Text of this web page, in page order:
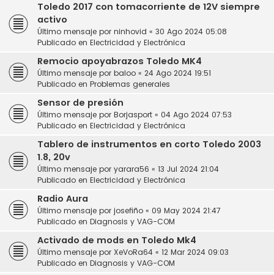
Toledo 2017 con tomacorriente de 12V siempre
activo
Último mensaje por ninhovid « 30 Ago 2024 05:08
Publicado en Electricidad y Electrónica
Remocio apoyabrazos Toledo MK4
Último mensaje por baloo « 24 Ago 2024 19:51
Publicado en Problemas generales
Sensor de presión
Último mensaje por Borjasport « 04 Ago 2024 07:53
Publicado en Electricidad y Electrónica
Tablero de instrumentos en corto Toledo 2003
1.8, 20v
Último mensaje por yarara56 « 13 Jul 2024 21:04
Publicado en Electricidad y Electrónica
Radio Aura
Último mensaje por josefiño « 09 May 2024 21:47
Publicado en Diagnosis y VAG-COM
Activado de mods en Toledo Mk4
Último mensaje por XeVoRa64 « 12 Mar 2024 09:03
Publicado en Diagnosis y VAG-COM